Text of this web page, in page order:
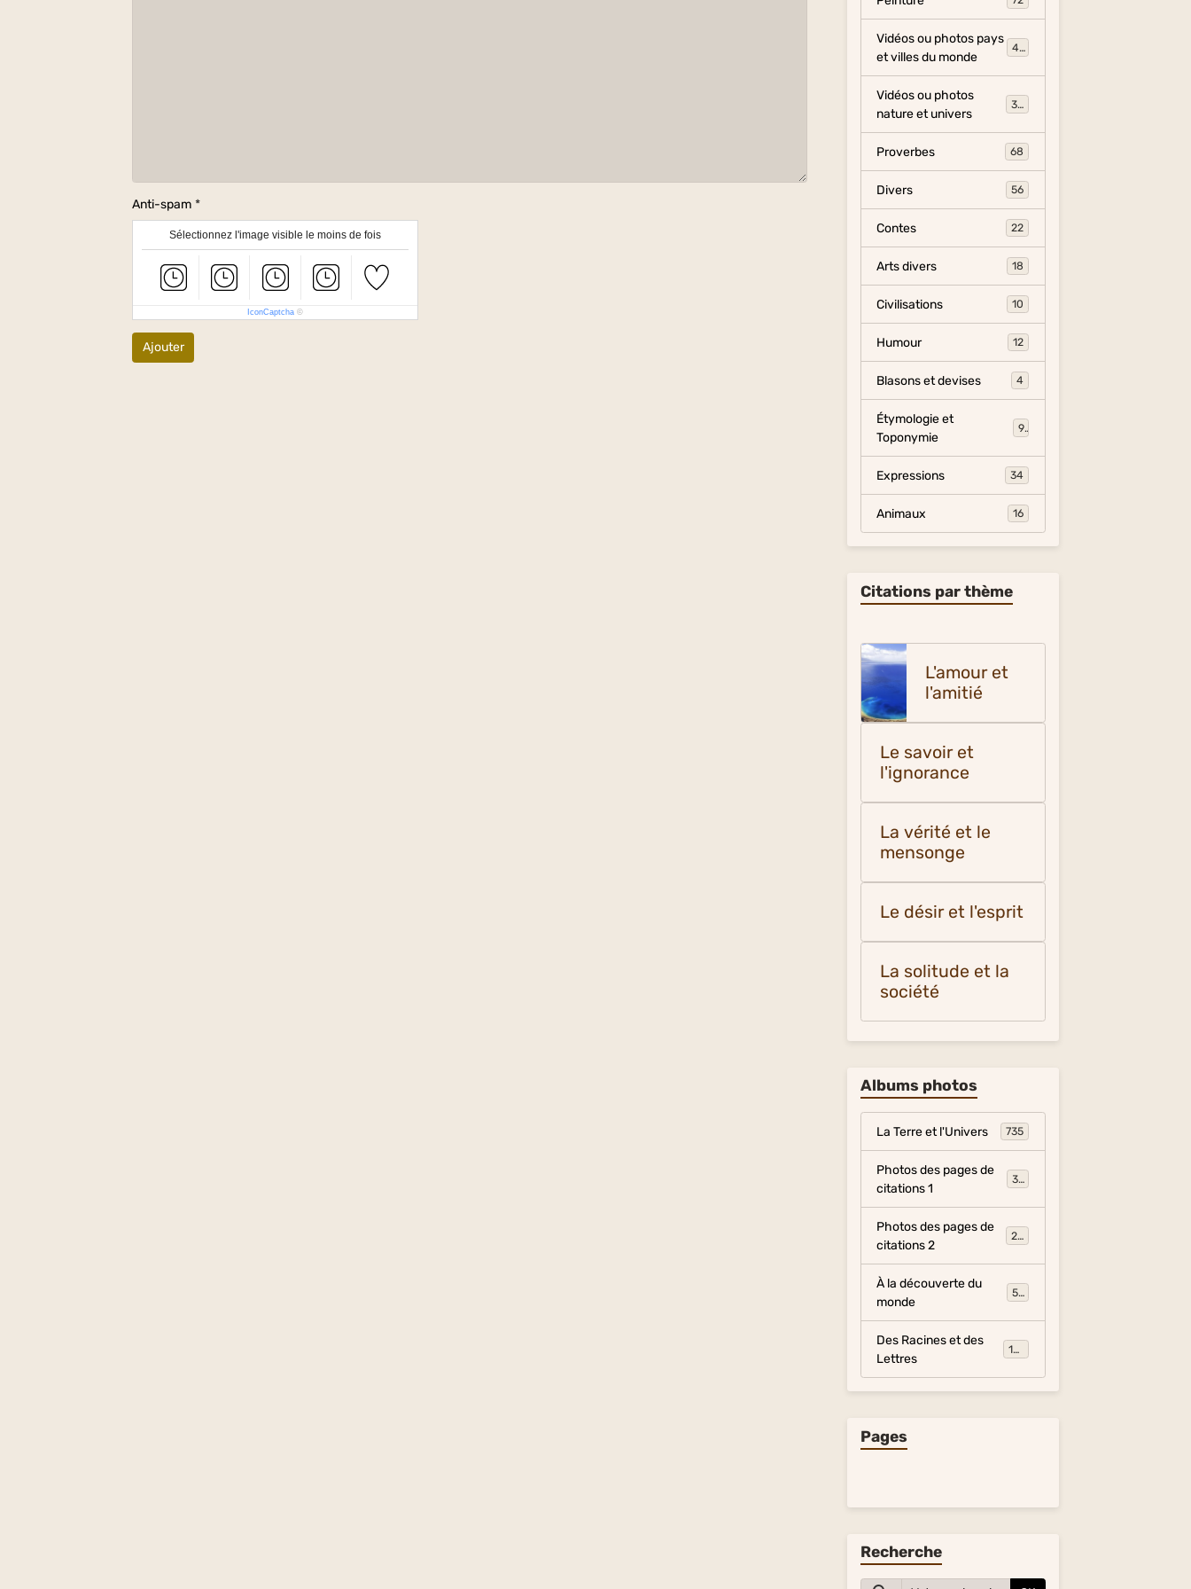
Anti-spam
Sélectionnez l'image visible le moins de fois
IconCaptcha ©
Ajouter
Vidéos ou photos pays
et villes du monde
454
Vidéos ou photos
nature et univers
325
Proverbes 68
Divers 56
Contes 22
Arts divers 18
Civilisations 10
Humour 12
Blasons et devises 4
Étymologie et
Toponymie
9
Expressions 34
Animaux 16
Citations par thème
L'amour et
l'amitié
Le savoir et
l'ignorance
La vérité et le
mensonge
Le désir et l'esprit
La solitude et la
société
Albums photos
La Terre et l'Univers 735
Photos des pages de
citations 1
317
Photos des pages de
citations 2
281
À la découverte du
monde
54
Des Racines et des
Lettres
134
Pages
Recherche